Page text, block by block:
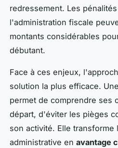
redressement. Les
l'administration fiscale
montants considérables
débutant.
Face à ces enjeux,
solution la plus efficace.
permet de comprendre ses
départ, d'éviter les pièges
son activité. Elle transforme
administrative en avantage